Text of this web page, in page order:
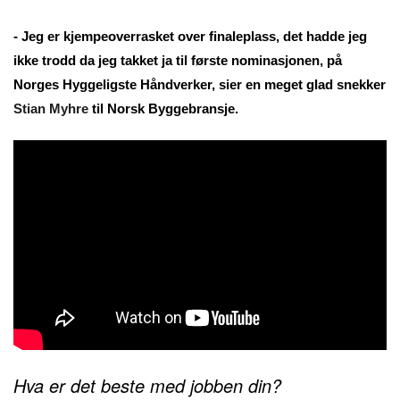
- Jeg er kjempeoverrasket over finaleplass, det hadde jeg
ikke trodd da jeg takket ja til første nominasjonen, på
Norges Hyggeligste Håndverker, sier en meget glad snekker
Stian Myhre til Norsk Byggebransje.
Hva er det beste med jobben din?